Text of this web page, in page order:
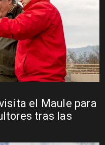
el Maule para
tras las